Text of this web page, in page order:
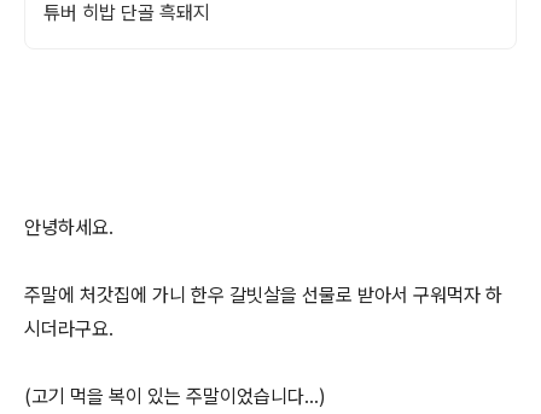
튜버 히밥 단골 흑돼지
안녕하세요.
주말에 처갓집에 가니 한우 갈빗살을 선물로 받아서 구워먹자 하
시더라구요.
(고기 먹을 복이 있는 주말이었습니다...)